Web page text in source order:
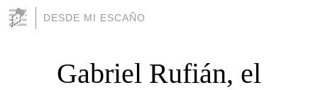
DESDE MI ESCAÑO
Gabriel Rufián, el